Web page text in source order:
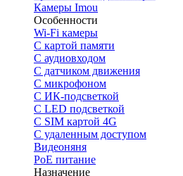
Камеры Imou
Особенности
Wi-Fi камеры
С картой памяти
С аудиовходом
С датчиком движения
С микрофоном
С ИК-подсветкой
С LED подсветкой
C SIM картой 4G
C удаленным доступом
Видеоняня
PoE питание
Назначение